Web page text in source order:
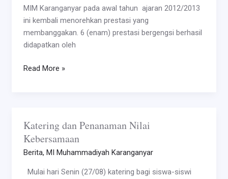
MIM Karanganyar pada awal tahun ajaran 2012/2013
ini kembali menorehkan prestasi yang
membanggakan. 6 (enam) prestasi bergengsi berhasil
didapatkan oleh
Awal
Tahun
Read More »
Katering dan Penanaman Nilai
Kebersamaan
Berita, MI Muhammadiyah Karanganyar
Mulai hari Senin (27/08) katering bagi siswa-siswi
Katering
dan
Penanaman
Kebersamaan